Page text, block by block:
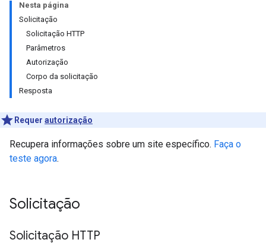
Nesta página
Solicitação
Solicitação HTTP
Parâmetros
Autorização
Corpo da solicitação
Resposta
Requer autorização
Recupera informações sobre um site específico. Faça o
teste agora.
Solicitação
Solicitação HTTP